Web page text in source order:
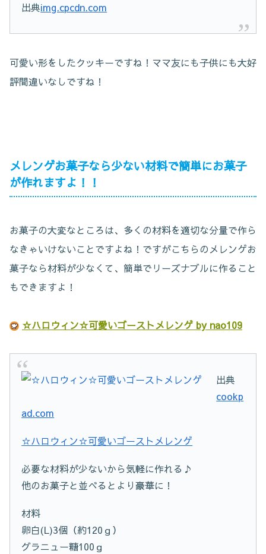
出典img.cpcdn.com
可愛い形をしたクッキーですね！ママ友にも子供にも大好
評間違いなしですね！
メレンゲお菓子なら少ない材料で簡単にお菓子
が作れますよ！！
お菓子の大変なところは、多くの材料を適切な分量で作ら
なきゃいけないことですよね！ですがこちらのメレンゲお
菓子なら材料が少なくて、簡単でリーズナブルに作ること
もできますよ！
☆ハロウィン☆可愛いゴーストメレンゲ by nao109
出典
cookp
ad.com
☆ハロウィン☆可愛いゴーストメレンゲ
必要な材料が少ないから気軽に作れる♪
他のお菓子と並べるとより豪華に！
材料
卵白(L)3個（約120ｇ）
グラニュー糖100ｇ